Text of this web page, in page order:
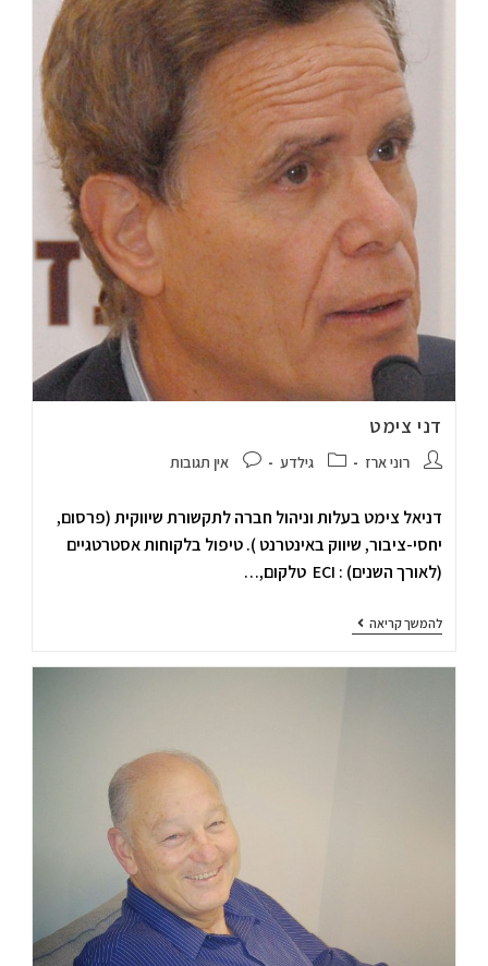
דני צימט
רוני ארז גילדע אין תגובות
דניאל צימט בעלות וניהול חברה לתקשורת שיווקית (פרסום,
יחסי-ציבור, שיווק באינטרנט ). טיפול בלקוחות אסטרטגיים
(לאורך השנים) : ECI טלקום,…
להמשך קריאה